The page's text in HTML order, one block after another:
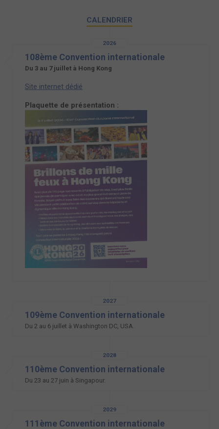
CALENDRIER
2026
108ème Convention internationale
Du 3 au 7 juillet à Hong Kong
Site internet dédié
Plaquette de présentation :
2027
109ème Convention internationale
Du 2 au 6 juillet à Washington DC, USA.
2028
110ème Convention internationale
Du 23 au 27 juin à Singapour.
2029
111ème Convention internationale